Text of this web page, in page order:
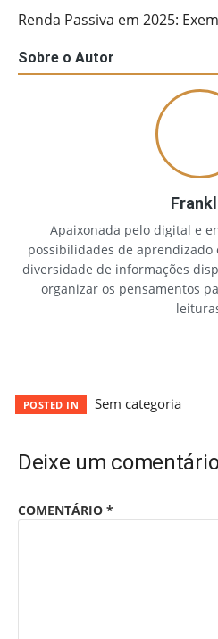
Renda Passiva em 2025:
Sobre o Autor
Apaixonada pelo digital e
possibilidades de aprendizado
diversidade de informações
organizar os pensamentos
POSTED IN Sem categoria
Deixe um
COMENTÁRIO *